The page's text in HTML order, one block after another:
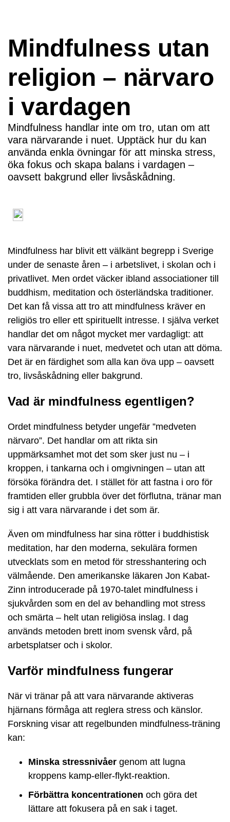
Mindfulness utan
religion – närvaro
i vardagen
Mindfulness handlar inte om tro, utan om att
vara närvarande i nuet. Upptäck hur du kan
använda enkla övningar för att minska stress,
öka fokus och skapa balans i vardagen –
oavsett bakgrund eller livsåskådning.
Mindfulness har blivit ett välkänt begrepp i Sverige
under de senaste åren – i arbetslivet, i skolan och i
privatlivet. Men ordet väcker ibland associationer till
buddhism, meditation och österländska traditioner.
Det kan få vissa att tro att mindfulness kräver en
religiös tro eller ett spirituellt intresse. I själva verket
handlar det om något mycket mer vardagligt: att
vara närvarande i nuet, medvetet och utan att döma.
Det är en färdighet som alla kan öva upp – oavsett
tro, livsåskådning eller bakgrund.
Vad är mindfulness egentligen?
Ordet mindfulness betyder ungefär ”medveten
närvaro”. Det handlar om att rikta sin
uppmärksamhet mot det som sker just nu – i
kroppen, i tankarna och i omgivningen – utan att
försöka förändra det. I stället för att fastna i oro för
framtiden eller grubbla över det förflutna, tränar man
sig i att vara närvarande i det som är.
Även om mindfulness har sina rötter i buddhistisk
meditation, har den moderna, sekulära formen
utvecklats som en metod för stresshantering och
välmående. Den amerikanske läkaren Jon Kabat-
Zinn introducerade på 1970-talet mindfulness i
sjukvården som en del av behandling mot stress
och smärta – helt utan religiösa inslag. I dag
används metoden brett inom svensk vård, på
arbetsplatser och i skolor.
Varför mindfulness fungerar
När vi tränar på att vara närvarande aktiveras
hjärnans förmåga att reglera stress och känslor.
Forskning visar att regelbunden mindfulness-träning
kan:
Minska stressnivåer genom att lugna
kroppens kamp-eller-flykt-reaktion.
Förbättra koncentrationen och göra det
lättare att fokusera på en sak i taget.